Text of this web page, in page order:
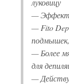
луковицу
—
— Fito
подмышек,
— Более
для
—